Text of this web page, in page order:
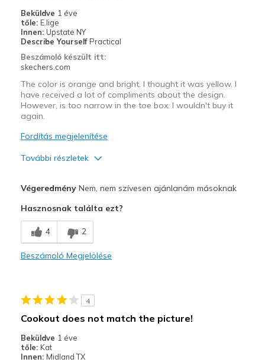
Beküldve 1 éve
tőle: E.lige
Innen: Upstate NY
Describe Yourself Practical
Beszámoló készült itt:
skechers.com
The color is orange and bright. I thought it was yellow. I
have received a lot of compliments about the design.
However, is too narrow in the toe box. I wouldn't buy it
again.
Fordítás megjelenítése
További részletek
Comfortable
Stylish
Width
VégeredményNem, nem szívesen ajánlanám másoknak
Hasznosnak találta ezt?
4 2
Beszámoló Megjelölése
4
Cookout does not match the picture!
Beküldve 1 éve
tőle: Kat
Innen: Midland TX